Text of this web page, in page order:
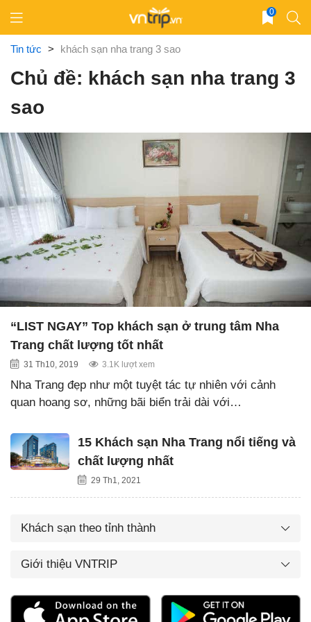
content
0
Tin tức > khách sạn nha trang 3 sao
Chủ đề: khách sạn nha trang 3
sao
“LIST NGAY” Top khách sạn ở trung tâm Nha
Trang chất lượng tốt nhất
31 Th10, 2019 3.1K lượt xem
Nha Trang đẹp như một tuyệt tác tự nhiên với cảnh
quan hoang sơ, những bãi biển trải dài với…
15 Khách sạn Nha Trang nổi tiếng và
chất lượng nhất
29 Th1, 2021
Khách sạn theo tỉnh thành
Giới thiệu VNTRIP